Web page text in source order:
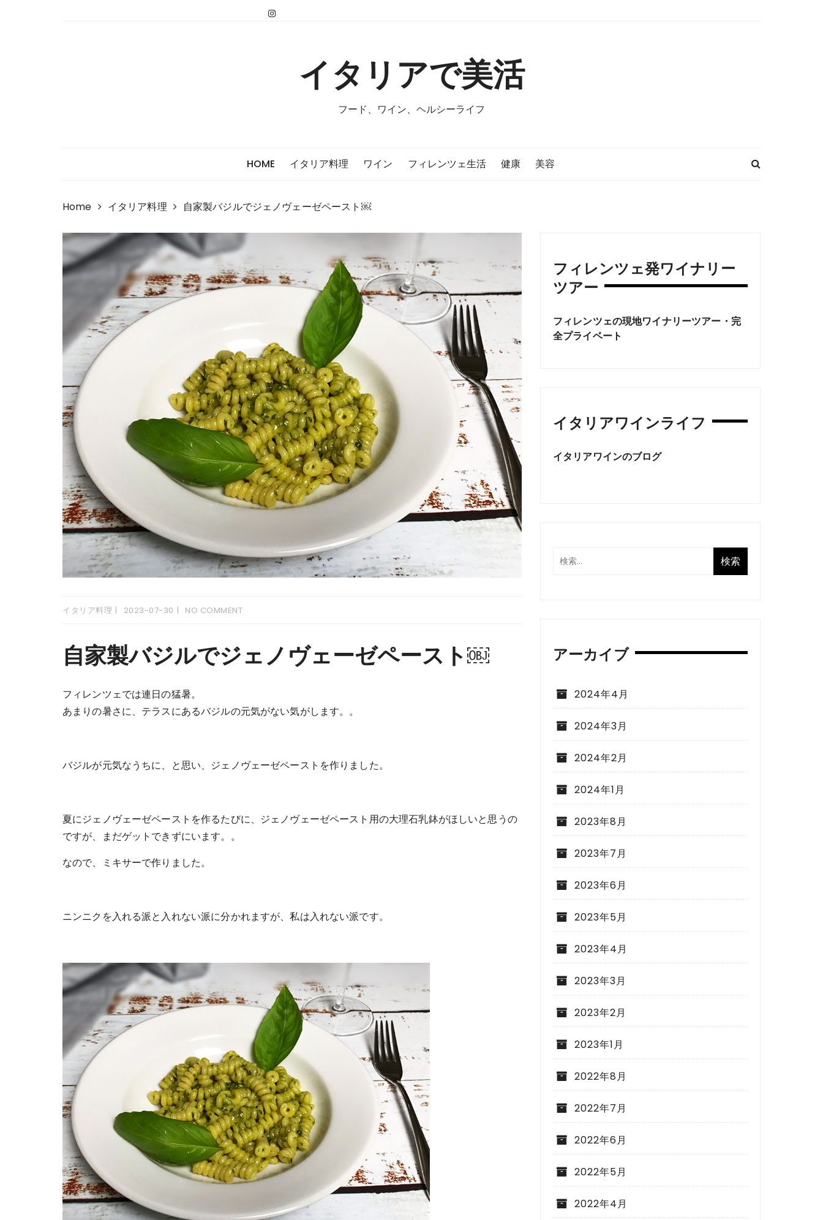
イタリアで美活
フード、ワイン、ヘルシーライフ
HOME イタリア料理 ワイン フィレンツェ生活 健康 美容
Home イタリア料理 自家製バジルでジェノヴェーゼペースト￼
イタリア料理 2023-07-30 NO COMMENT
自家製バジルでジェノヴェーゼペースト￼
フィレンツェでは連日の猛暑。
あまりの暑さに、テラスにあるバジルの元気がない気がします。。
バジルが元気なうちに、と思い、ジェノヴェーゼペーストを作りました。
夏にジェノヴェーゼペーストを作るたびに、ジェノヴェーゼペースト用の大理石乳鉢がほしいと思うの
ですが、まだゲットできずにいます。。
なので、ミキサーで作りました。
ニンニクを入れる派と入れない派に分かれますが、私は入れない派です。
フィレンツェ発ワイナリー
ツアー
フィレンツェの現地ワイナリーツアー・完
全プライベート
イタリアワインライフ
イタリアワインのブログ
アーカイブ
2024年4月
2024年3月
2024年2月
2024年1月
2023年8月
2023年7月
2023年6月
2023年5月
2023年4月
2023年3月
2023年2月
2023年1月
2022年8月
2022年7月
2022年6月
2022年5月
2022年4月